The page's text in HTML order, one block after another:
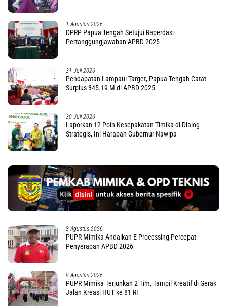
1 Agustus 2026
DPRP Papua Tengah Setujui Raperdasi
Pertanggungjawaban APBD 2025
31 Juli 2026
Pendapatan Lampaui Target, Papua Tengah Catat
Surplus 345.19 M di APBD 2025
30 Juli 2026
Laporkan 12 Poin Kesepakatan Timika di Dialog
Strategis, Ini Harapan Gubernur Nawipa
8 Agustus 2026
PUPR Mimika Andalkan E-Processing Percepat
Penyerapan APBD 2026
8 Agustus 2026
PUPR Mimika Terjunkan 2 Tim, Tampil Kreatif di Gerak
Jalan Kreasi HUT ke 81 RI